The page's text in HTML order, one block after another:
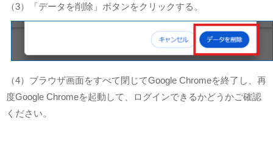
（3）「データを削除」ボタンをクリックする。
（4）ブラウザ画面をすべて閉じてGoogle Chromeを終了し、再
度Google Chromeを起動して、ログインできるかどうかご確認
ください。